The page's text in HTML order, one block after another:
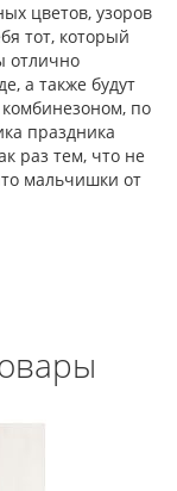
цветов, узоров
тот, который
отлично
а также будут
по
праздника
раз тем, что не
мальчишки от